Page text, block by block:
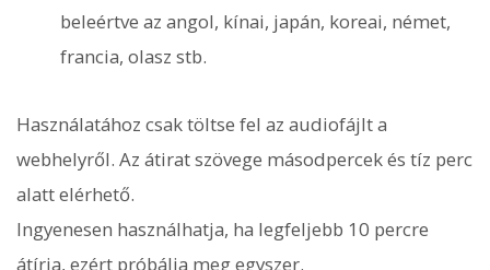
beleértve az angol, kínai, japán, koreai, német,
francia, olasz stb.
Használatához csak töltse fel az audiofájlt a
webhelyről. Az átirat szövege másodpercek és tíz perc
alatt elérhető.
Ingyenesen használhatja, ha legfeljebb 10 percre
átírja, ezért próbálja meg egyszer.